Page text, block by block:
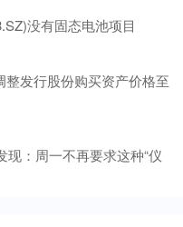
没有固态电池项目
发行股份购买资产价格至
：周一不再要求这种“仪